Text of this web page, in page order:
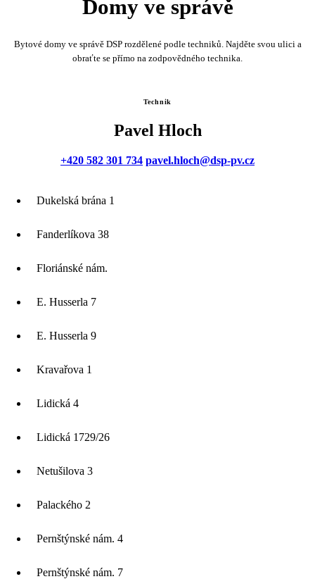
Domy ve správě
Bytové domy ve správě DSP rozdělené podle techniků. Najděte svou ulici a
obraťte se přímo na zodpovědného technika.
Technik
Pavel Hloch
+420 582 301 734 pavel.hloch@dsp-pv.cz
Dukelská brána 1
Fanderlíkova 38
Floriánské nám.
E. Husserla 7
E. Husserla 9
Kravařova 1
Lidická 4
Lidická 1729/26
Netušilova 3
Palackého 2
Pernštýnské nám. 4
Pernštýnské nám. 7